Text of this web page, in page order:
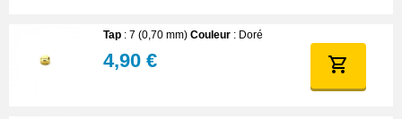
Tap : 7 (0,70 mm) Couleur : Doré
4,90 €